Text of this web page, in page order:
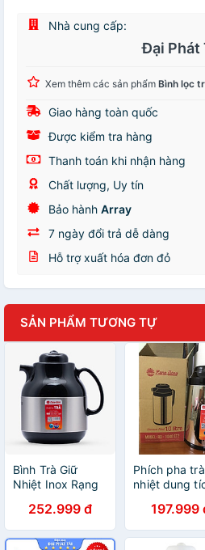
Nhà cung cấp:
Đại Phát
Xem thêm các sản phẩm Bình lọc
Giao hàng toàn quốc
Được kiểm tra hàng
Thanh toán khi nhận hàng
Chất lượng, Uy tín
Bảo hành Array
7 ngày đổi trả dễ dàng
Hỗ trợ xuất hóa đơn đỏ
SẢN PHẨM TƯƠNG TỰ
Bình Trà Giữ
Nhiệt Inox Rạng
ST1.E (1L)
252.999 đ
Phích pha
nhiệt dung
inox, nắp
Model:
ST2-1L
197.999